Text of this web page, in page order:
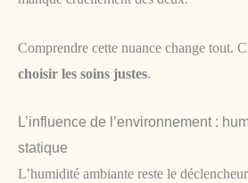
Comprendre cette nuance change tout.
choisir les soins justes.
L’influence de l’environnement :
statique
L’humidité ambiante reste le